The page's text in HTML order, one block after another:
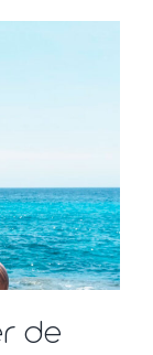
de